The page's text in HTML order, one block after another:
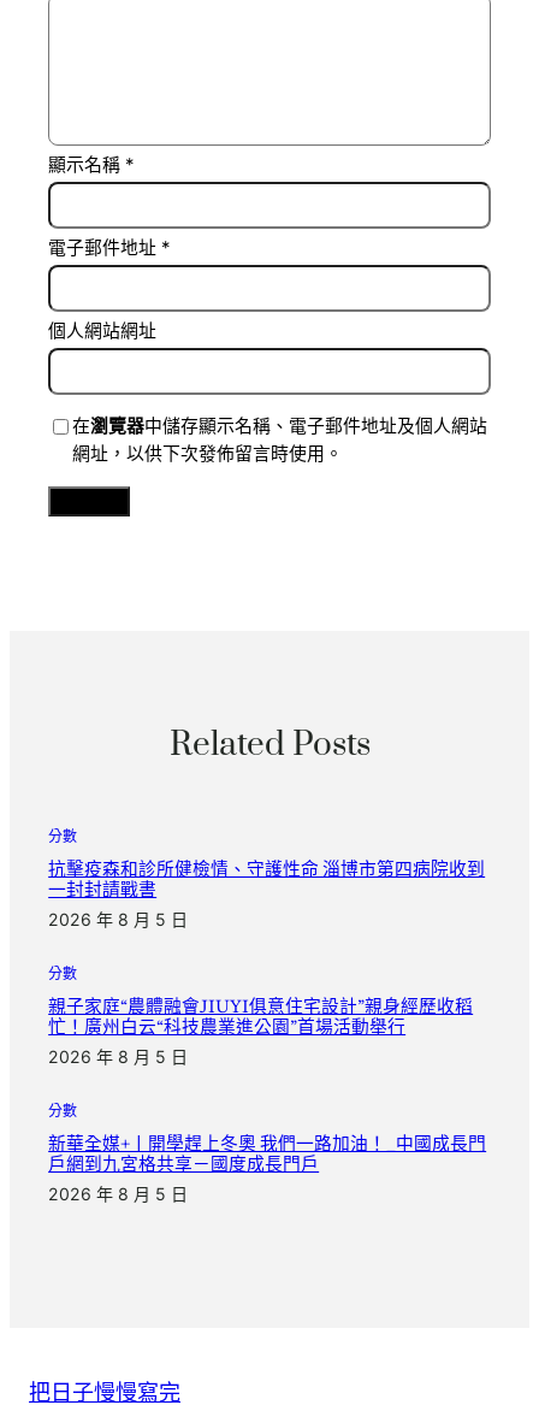
顯示名稱 *
電子郵件地址 *
個人網站網址
在瀏覽器中儲存顯示名稱、電子郵件地址及個人網站
網址，以供下次發佈留言時使用。
Related Posts
分數
抗擊疫森和診所健檢情、守護性命 淄博市第四病院收到
一封封請戰書
2026 年 8 月 5 日
分數
親子家庭“農體融會JIUYI俱意住宅設計”親身經歷收稻
忙！廣州白云“科技農業進公園”首場活動舉行
2026 年 8 月 5 日
分數
新華全媒+丨開學趕上冬奧 我們一路加油！_中國成長門
戶網到九宮格共享－國度成長門戶
2026 年 8 月 5 日
把日子慢慢寫完